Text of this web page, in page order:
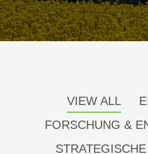
VIEW ALL
FORSCHUNG &